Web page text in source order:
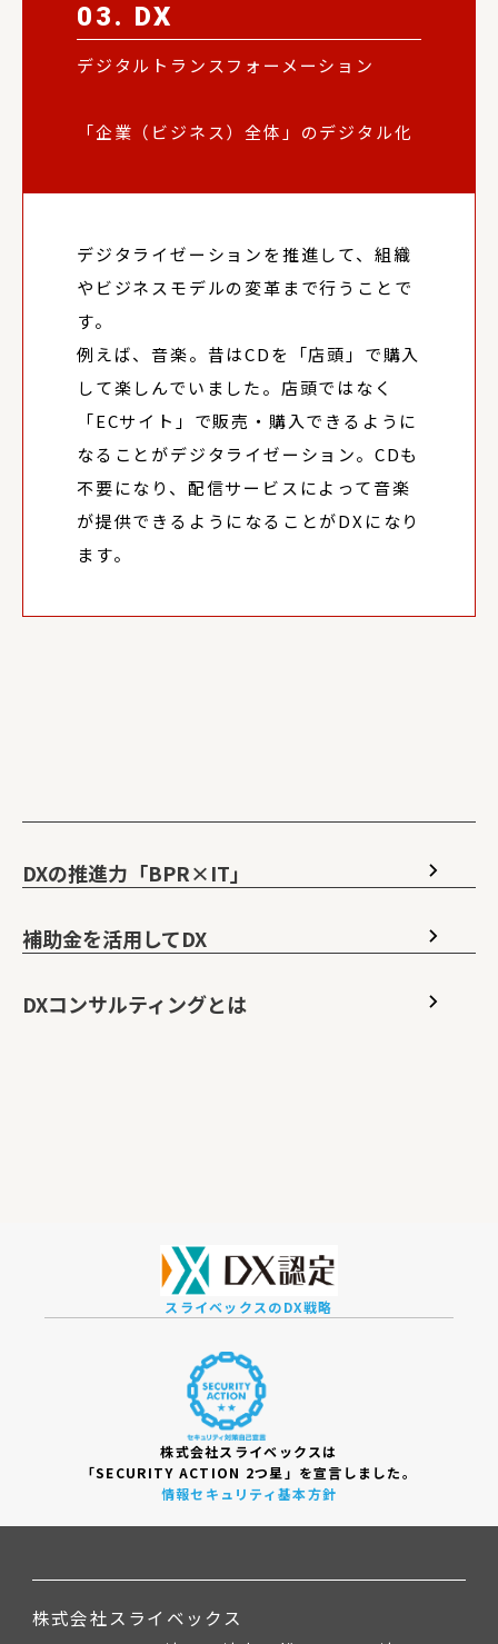
03. DX
デジタルトランスフォーメーション
「企業（ビジネス）全体」のデジタル化
デジタライゼーションを推進して、組織
やビジネスモデルの変革まで行うことで
す。
例えば、音楽。昔はCDを「店頭」で購入
して楽しんでいました。店頭ではなく
「ECサイト」で販売・購入できるように
なることがデジタライゼーション。CDも
不要になり、配信サービスによって音楽
が提供できるようになることがDXになり
ます。
DXの推進力「BPR×IT」
補助金を活用してDX
DXコンサルティングとは
スライベックスのDX戦略
株式会社スライベックスは
「SECURITY ACTION 2つ星」を宣言しました。
情報セキュリティ基本方針
株式会社スライベックス